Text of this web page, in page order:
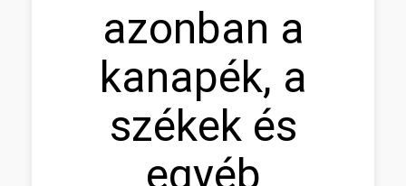
azonban a
kanapék, a
székek és
egyéb